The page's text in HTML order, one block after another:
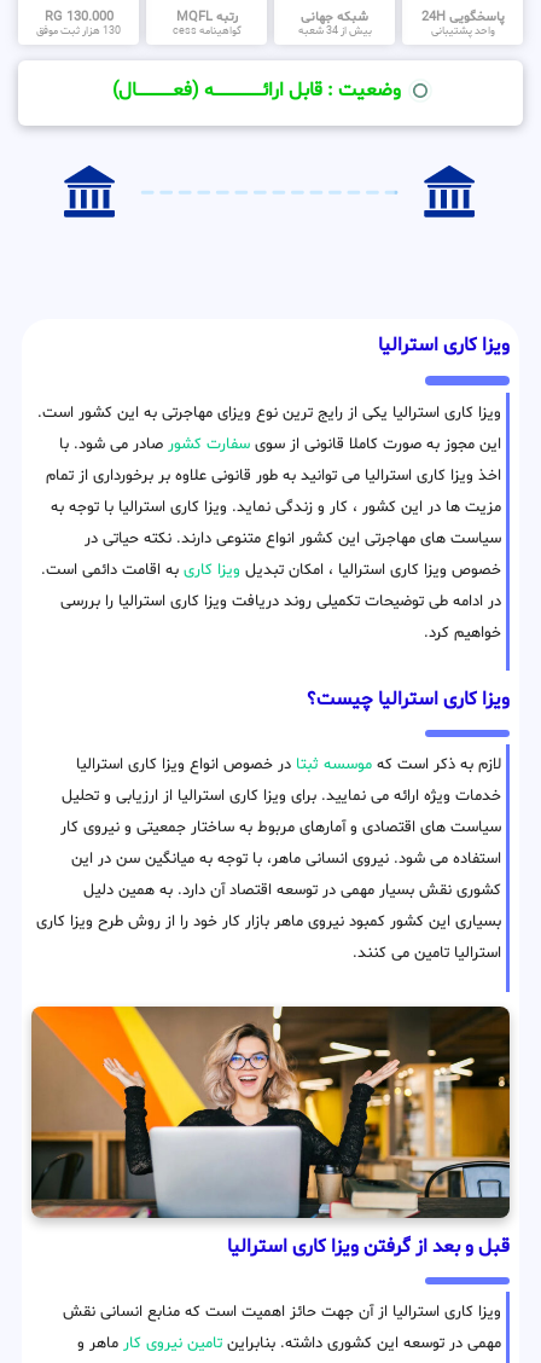
پاسخگویی 24H
واحد پشتیبانی
شبکه جهانی
بیش از 34 شعبه
رتبه MQFL
گواهینامه cess
130.000 RG
130 هزار ثبت موفق
وضعیت : قابل ارائــــــــــــــــــــه (فعـــــــــــــــال)
ویزا کاری استرالیا
ویزا کاری استرالیا یکی از رایج ترین نوع ویزای مهاجرتی به این کشور است.
این مجوز به صورت کاملا قانونی از سوی سفارت کشور صادر می شود. با
اخذ ویزا کاری استرالیا می توانید به طور قانونی علاوه بر برخورداری از تمام
مزیت ها در این کشور ، کار و زندگی نماید. ویزا کاری استرالیا با توجه به
سیاست های مهاجرتی این کشور انواع متنوعی دارند. نکته حیاتی در
خصوص ویزا کاری استرالیا ، امکان تبدیل ویزا کاری به اقامت دائمی است.
در ادامه طی توضیحات تکمیلی روند دریافت ویزا کاری استرالیا را بررسی
خواهیم کرد.
ویزا کاری استرالیا چیست؟
لازم به ذکر است که موسسه ثبتا در خصوص انواع ویزا کاری استرالیا
خدمات ویژه ارائه می نمایید. برای ویزا کاری استرالیا از ارزیابی و تحلیل
سیاست های اقتصادی و آمارهای مربوط به ساختار جمعیتی و نیروی کار
استفاده می شود. نیروی انسانی ماهر، با توجه به میانگین سن در این
کشوری نقش بسیار مهمی در توسعه اقتصاد آن دارد. به همین دلیل
بسیاری این کشور کمبود نیروی ماهر بازار کار خود را از روش طرح ویزا کاری
استرالیا تامین می کنند.
قبل و بعد از گرفتن ویزا کاری استرالیا
ویزا کاری استرالیا از آن جهت حائز اهمیت است که منابع انسانی نقش
مهمی در توسعه این کشوری داشته. بنابراین تامین نیروی کار ماهر و